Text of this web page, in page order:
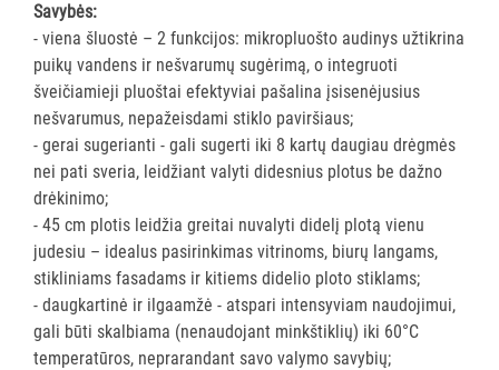
Maisto
gamybos
vietų
valymas
Pastatų
priežiūros
vežimėliai
Pastatų
priežiūros
vežimėlių
aksesuarai
Vežimėliai
viešbučiams
Savybės:
- viena šluostė – 2 funkcijos: mikropluošto audinys užtikrina
puikų vandens ir nešvarumų sugėrimą, o integruoti
šveičiamieji pluoštai efektyviai pašalina įsisenėjusius
nešvarumus, nepažeisdami stiklo paviršiaus;
- gerai sugerianti - gali sugerti iki 8 kartų daugiau drėgmės
nei pati sveria, leidžiant valyti didesnius plotus be dažno
drėkinimo;
- 45 cm plotis leidžia greitai nuvalyti didelį plotą vienu
judesiu – idealus pasirinkimas vitrinoms, biurų langams,
stikliniams fasadams ir kitiems didelio ploto stiklams;
- daugkartinė ir ilgaamžė - atspari intensyviam naudojimui,
gali būti skalbiama (nenaudojant minkštiklių) iki 60°C
temperatūros, neprarandant savo valymo savybių;